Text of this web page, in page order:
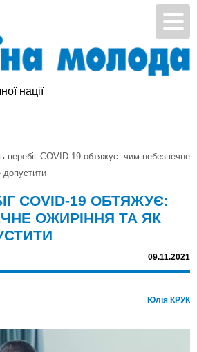
нації
перебіг COVID-19 обтяжує: чим небезпечне
допустити
COVID-19 ОБТЯЖУЄ:
ОЖИРІННЯ ТА ЯК
09.11.2021
Юлія КРУК